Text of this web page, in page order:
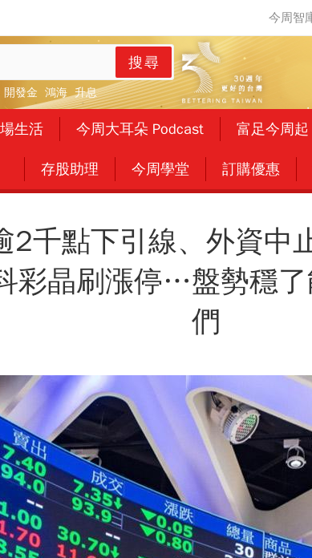
搜尋
開發金 鴻海 升息
生活 今周大耳朵 Podcast 富足今周起
存股助理 今周學堂 訂購優惠
2千點下引線、外資中
彩晶刷漲停…盤勢穩
們